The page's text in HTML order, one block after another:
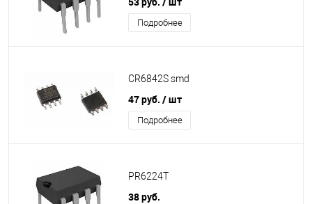
Подробнее
CR6842S smd
47 руб. / шт
Подробнее
PR6224T
38 руб.